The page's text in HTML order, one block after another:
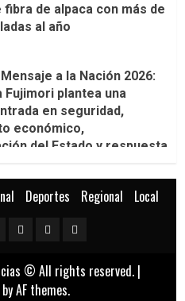
fibra de alpaca con más de
al año
a la Nación 2026:
Fujimori plantea una
en seguridad,
económico,
del Estado y respuesta
Deportes Regional Local
DeportesRegional
Local
© All rights reserved. |
by AF themes.